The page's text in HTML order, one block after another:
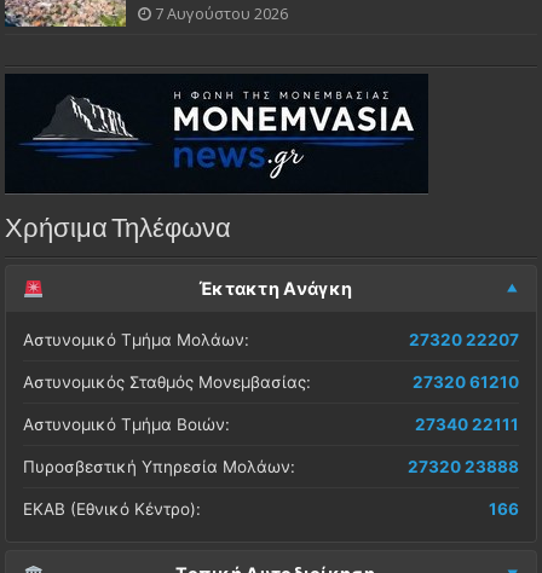
7 Αυγούστου 2026
Χρήσιμα Τηλέφωνα
Έκτακτη Ανάγκη
Αστυνομικό Τμήμα Μολάων: 27320 22207
Αστυνομικός Σταθμός Μονεμβασίας: 27320 61210
Αστυνομικό Τμήμα Βοιών: 27340 22111
Πυροσβεστική Υπηρεσία Μολάων: 27320 23888
ΕΚΑΒ (Εθνικό Κέντρο): 166